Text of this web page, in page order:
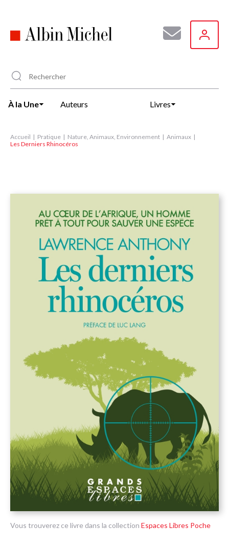
principal
À la Une Auteurs Livres
Accueil Pratique Nature, Animaux, Environnement
Animaux
Les Derniers Rhinocéros
Vous trouverez ce livre dans la collection Espaces Libres Poche